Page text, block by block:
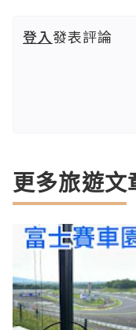
登入發表評論
更多旅遊文